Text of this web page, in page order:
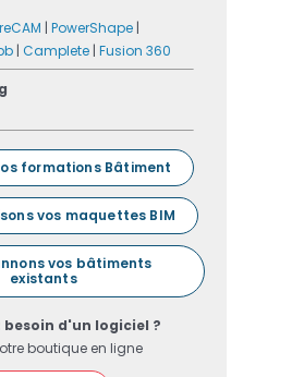
| PowerShape |
| Camplete | Fusion 360
formations Bâtiment
vos maquettes BIM
vos bâtiments
existants
besoin d'un logiciel ?
boutique en ligne